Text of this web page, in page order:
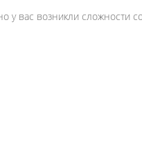
у вас возникли сложности